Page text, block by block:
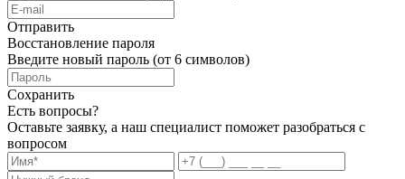
Отправить
Восстановление пароля
Введите новый пароль (от 6 символов)
Сохранить
Есть вопросы?
Оставьте заявку, а наш специалист поможет разобраться с
вопросом